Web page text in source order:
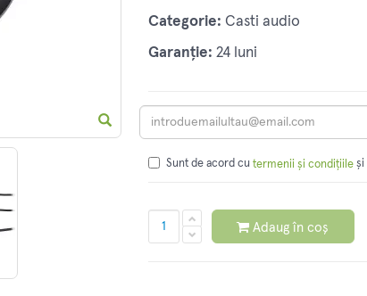
Categorie: Casti audio
Garanție: 24 luni
Sunt de acord cu termenii și condițiileși
Adaug în coș